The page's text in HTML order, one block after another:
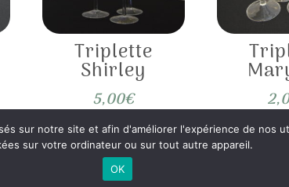
Triplette
Shirley
5,00€
sur notre site et afin d'améliorer l'expérience de nos
sur votre ordinateur ou sur tout autre appareil.
OK